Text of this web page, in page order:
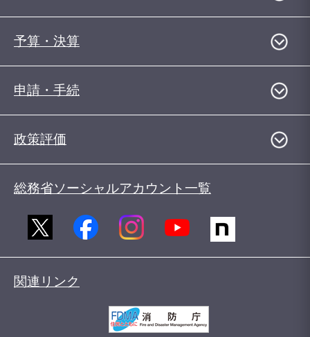
予算・決算
申請・手続
政策評価
総務省ソーシャルアカウント一覧
関連リンク